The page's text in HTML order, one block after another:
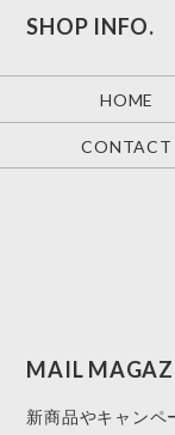
SHOP INFO.
HOME
CONTACT
MAIL
新商品やキャンペ